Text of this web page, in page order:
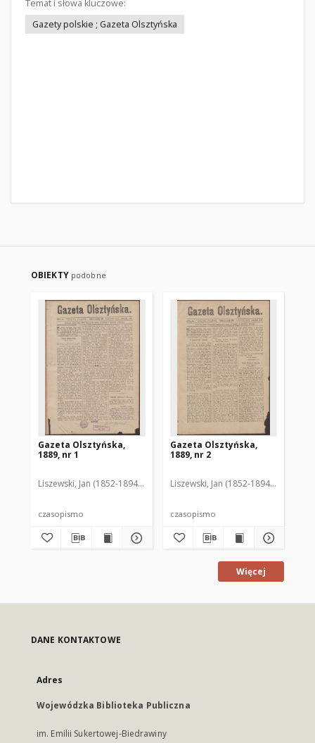
Temat i słowa kluczowe:
Gazety polskie ; Gazeta Olsztyńska
OBIEKTY podobne
Gazeta Olsztyńska,
1889, nr 1
Liszewski, Jan (1852-1894). Red.
czasopismo
Gazeta Olsztyńska,
1889, nr 2
Liszewski, Jan (1852-1894). Red.
czasopismo
Więcej
DANE KONTAKTOWE
Adres
Wojewódzka Biblioteka Publiczna
im. Emilii Sukertowej-Biedrawiny